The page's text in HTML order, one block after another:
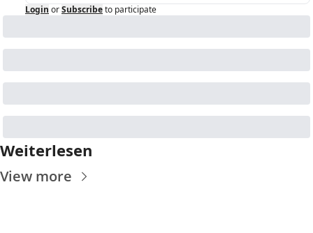
Login orSubscribeto participate
Weiterlesen
View more